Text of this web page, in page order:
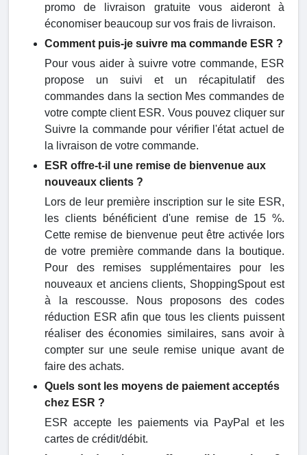
promo de livraison gratuite vous aideront à
économiser beaucoup sur vos frais de livraison.
Comment puis-je suivre ma commande ESR ?
Pour vous aider à suivre votre commande, ESR
propose un suivi et un récapitulatif des
commandes dans la section Mes commandes de
votre compte client ESR. Vous pouvez cliquer sur
Suivre la commande pour vérifier l'état actuel de
la livraison de votre commande.
ESR offre-t-il une remise de bienvenue aux
nouveaux clients ?
Lors de leur première inscription sur le site ESR,
les clients bénéficient d'une remise de 15 %.
Cette remise de bienvenue peut être activée lors
de votre première commande dans la boutique.
Pour des remises supplémentaires pour les
nouveaux et anciens clients, ShoppingSpout est
à la rescousse. Nous proposons des codes
réduction ESR afin que tous les clients puissent
réaliser des économies similaires, sans avoir à
compter sur une seule remise unique avant de
faire des achats.
Quels sont les moyens de paiement acceptés
chez ESR ?
ESR accepte les paiements via PayPal et les
cartes de crédit/débit.